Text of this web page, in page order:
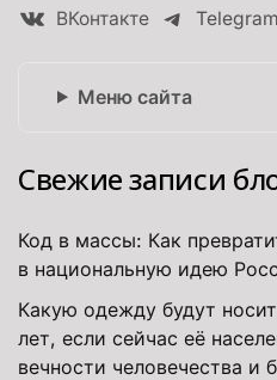
ВКонтакте Telegram
Меню сайта
Свежие записи
Код в массы: Как
в национальную идею
Какую одежду будут
лет, если сейчас её
вечности человечества и